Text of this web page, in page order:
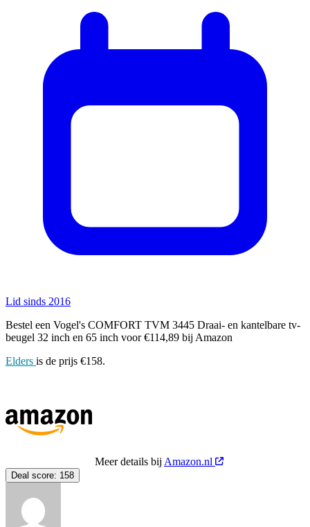
Lid sinds 2016
Bestel een Vogel's COMFORT TVM 3445 Draai- en kantelbare tv-
beugel 32 inch en 65 inch voor €114,89 bij Amazon
Elders is de prijs €158.
Meer details bij Amazon.nl
Deal score: 158